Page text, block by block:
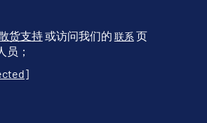
货支持或访问我们的 联系 页
员；